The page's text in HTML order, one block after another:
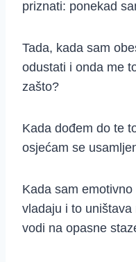
priznati: ponekad
Tada, kada sam
odustati i onda me
zašto?
Kada dođem do te
osjećam se
Kada sam
vladaju i to
vodi na opasne